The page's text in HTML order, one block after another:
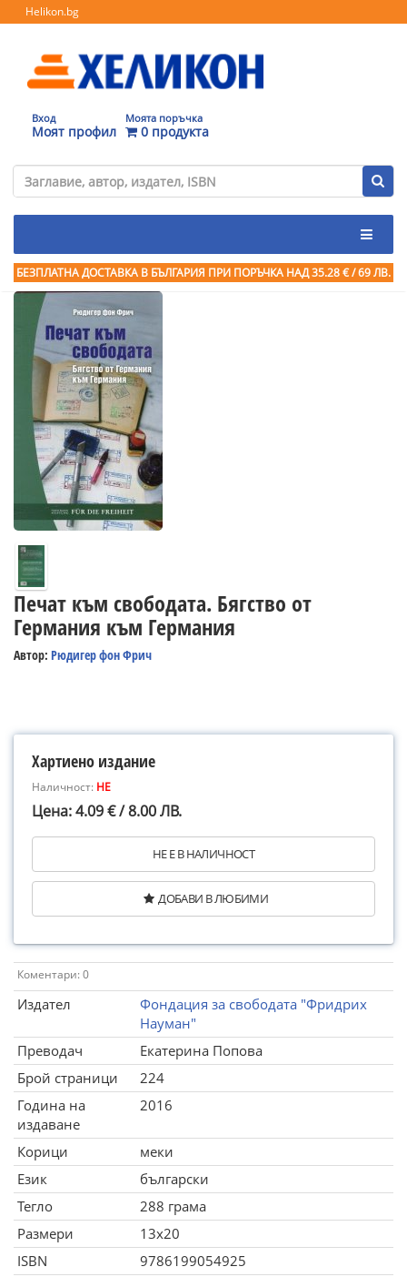
Helikon.bg
Вход
Моят профил
Моята поръчка
0 продукта
БЕЗПЛАТНА ДОСТАВКА В БЪЛГАРИЯ ПРИ ПОРЪЧКА НАД 35.28 € / 69 ЛВ.
Печат към свободата. Бягство от
Германия към Германия
Автор: Рюдигер фон Фрич
Хартиено издание
Наличност: НЕ
Цена: 4.09 € / 8.00 ЛВ.
НЕ Е В НАЛИЧНОСТ
ДОБАВИ В ЛЮБИМИ
Коментари: 0
Издател
Фондация за свободата "Фридрих
Науман"
Преводач
Екатерина Попова
Брой страници
224
Година на
издаване
2016
Корици
меки
Език
български
Тегло
288 грама
Размери
13x20
ISBN
9786199054925